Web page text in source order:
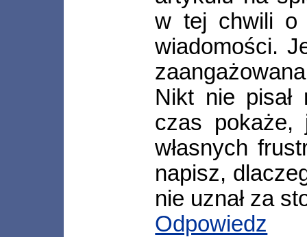
w tej chwili o
wiadomości.
Nikt nie pisał
czas pokaże,
własnych
napisz,
nie uznał za
Odpowiedz